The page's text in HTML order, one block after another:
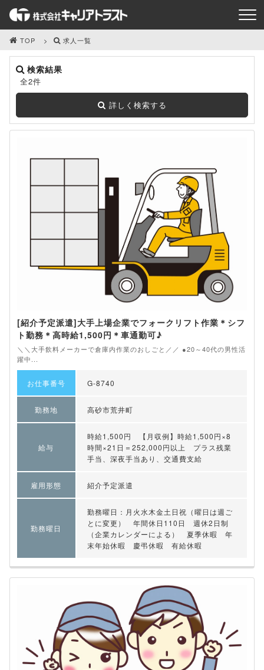
TOP 求人一覧
検索結果
全2件
詳しく検索する
[紹介予定派遣]大手上場企業でフォークリフト作業＊シフ
ト勤務＊高時給1,500円＊車通勤可♪
＼＼大手飲料メーカーで倉庫内作業のおしごと／／ ●20～40代の男性活
躍中...
お仕事番号 G-8740
勤務地 高砂市荒井町
給与
時給1,500円 【月収例】時給1,500円×8
時間×21日＝252,000円以上 プラス残業
手当、深夜手当あり、交通費支給
雇用形態 紹介予定派遣
勤務曜日
勤務曜日：月火水木金土日祝（曜日は週ご
とに変更） 年間休日110日 週休2日制
（企業カレンダーによる） 夏季休暇 年
末年始休暇 慶弔休暇 有給休暇